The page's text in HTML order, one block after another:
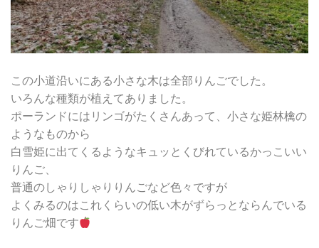
この小道沿いにある小さな木は全部りんごでした。
いろんな種類が植えてありました。
ポーランドにはリンゴがたくさんあって、小さな姫林檎の
ようなものから
白雪姫に出てくるようなキュッとくびれているかっこいい
りんご、
普通のしゃりしゃりりんごなど色々ですが
よくみるのはこれくらいの低い木がずらっとならんでいる
りんご畑です